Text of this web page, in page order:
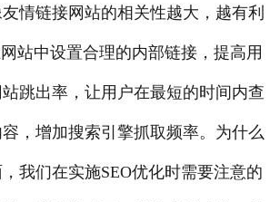
情链接网站的相关性越大，越有利
站中设置合理的内部链接，提高用
跳出率，让用户在最短的时间内查
，增加搜索引擎抓取频率。为什么
我们在实施SEO优化时需要注意的